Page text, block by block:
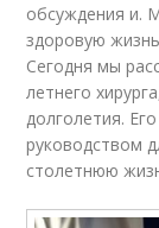
обсуждения и.
здоровую
Сегодня мы
летнего
долголетия.
руководством
столетнюю